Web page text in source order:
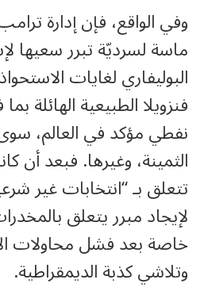
وفي الواقع، فإن إدارة
ماسة لسرديّة تبرر سعيها
البوليفاري لغايات
فنزويلا الطبيعية الهائلة
نفطي مؤكد في العالم،
الثمينة، وغيرها. فبعد أن
تتعلق بـ “انتخابات غير
لإيجاد مبرر يتعلق
خاصة بعد فشل محاولات
وتلاشي كذبة الديمقراطية.